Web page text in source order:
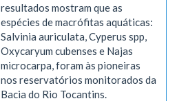
resultados mostram que as
espécies de macrófitas aquáticas:
Salvinia auriculata, Cyperus spp,
Oxycaryum cubenses e Najas
microcarpa, foram às pioneiras
nos reservatórios monitorados da
Bacia do Rio Tocantins.